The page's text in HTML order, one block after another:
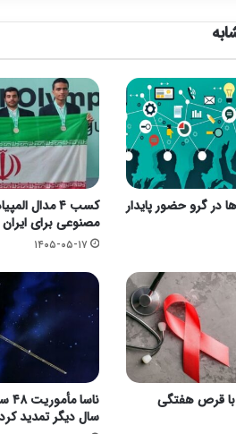
در گرو حضور پایدار
کسب ۴ مدال
مصنوعی برای ایران
۱۴۰۵-۰۵-۱۷
سال دیگر تمدید کرد